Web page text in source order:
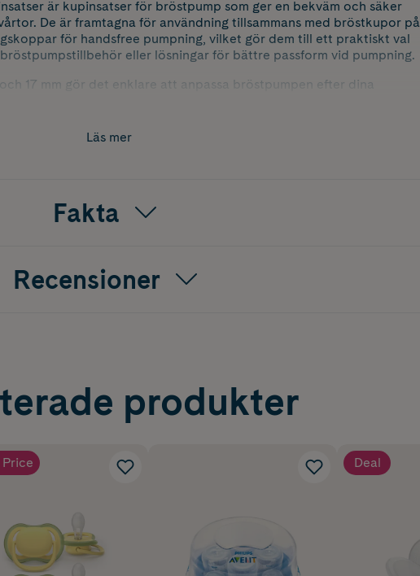
är kupinsatser för bröstpump som ger en bekväm och säker
De är framtagna för användning tillsammans med bröstkupor på
för handsfree pumpning, vilket gör dem till ett praktiskt val
eller lösningar för bättre passform vid pumpning.
17 mm gör det enklare att anpassa bröstpumpen efter dina
Läs mer
Fakta
Recensioner
produkter
Deal